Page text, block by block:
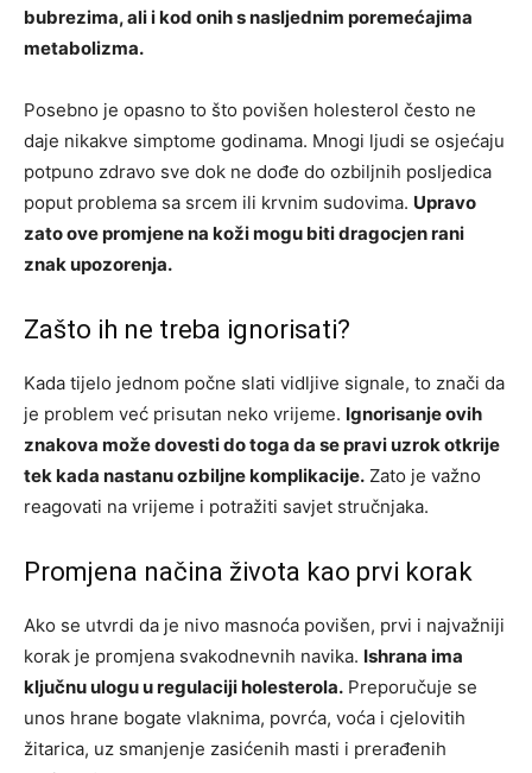
bubrezima, ali i kod onih s nasljednim poremećajima
metabolizma.
Posebno je opasno to što povišen holesterol često ne
daje nikakve simptome godinama. Mnogi ljudi se osjećaju
potpuno zdravo sve dok ne dođe do ozbiljnih posljedica
poput problema sa srcem ili krvnim sudovima. Upravo
zato ove promjene na koži mogu biti dragocjen rani
znak upozorenja.
Zašto ih ne treba ignorisati?
Kada tijelo jednom počne slati vidljive signale, to znači da
je problem već prisutan neko vrijeme. Ignorisanje ovih
znakova može dovesti do toga da se pravi uzrok otkrije
tek kada nastanu ozbiljne komplikacije. Zato je važno
reagovati na vrijeme i potražiti savjet stručnjaka.
Promjena načina života kao prvi korak
Ako se utvrdi da je nivo masnoća povišen, prvi i najvažniji
korak je promjena svakodnevnih navika. Ishrana ima
ključnu ulogu u regulaciji holesterola. Preporučuje se
unos hrane bogate vlaknima, povrća, voća i cjelovitih
žitarica, uz smanjenje zasićenih masti i prerađenih